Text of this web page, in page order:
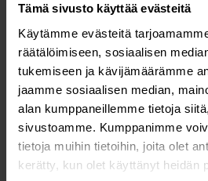
Tämä sivusto käyttää evästeitä
Käytämme evästeitä
räätälöimiseen, sosiaalisen
tukemiseen ja kävijämäärämme
jaamme sosiaalisen median,
alan kumppaneillemme tietoja
sivustoamme. Kumppanimme
tietoja muihin tietoihin, joita olet
kerätty, kun olet käyttänyt heidän
d
i
a
PÖRSSISIJOITTAJAN VIIKKO
CAPMANIN ESITYS
VIDEO